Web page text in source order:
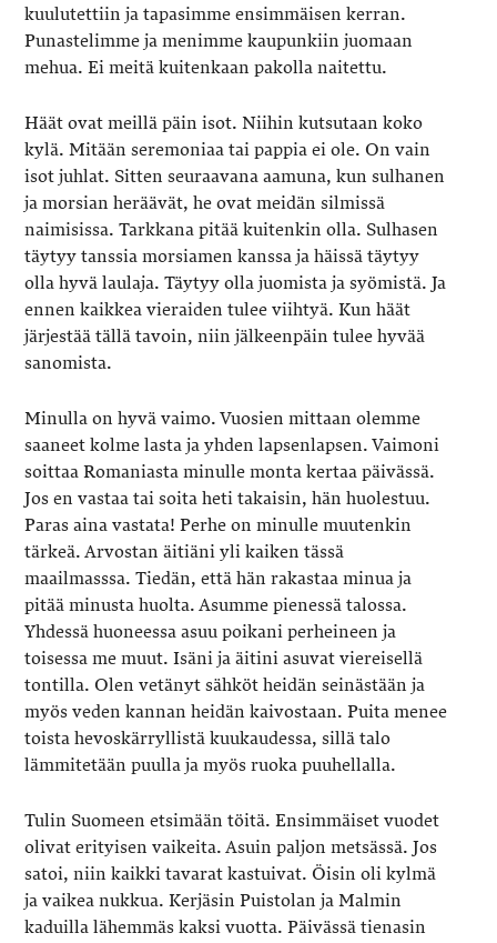
kuulutettiin ja tapasimme ensimmäisen kerran.
Punastelimme ja menimme kaupunkiin juomaan
mehua. Ei meitä kuitenkaan pakolla naitettu.
Häät ovat meillä päin isot. Niihin kutsutaan koko
kylä. Mitään seremoniaa tai pappia ei ole. On vain
isot juhlat. Sitten seuraavana aamuna, kun sulhanen
ja morsian heräävät, he ovat meidän silmissä
naimisissa. Tarkkana pitää kuitenkin olla. Sulhasen
täytyy tanssia morsiamen kanssa ja häissä täytyy
olla hyvä laulaja. Täytyy olla juomista ja syömistä. Ja
ennen kaikkea vieraiden tulee viihtyä. Kun häät
järjestää tällä tavoin, niin jälkeenpäin tulee hyvää
sanomista.
Minulla on hyvä vaimo. Vuosien mittaan olemme
saaneet kolme lasta ja yhden lapsenlapsen. Vaimoni
soittaa Romaniasta minulle monta kertaa päivässä.
Jos en vastaa tai soita heti takaisin, hän huolestuu.
Paras aina vastata! Perhe on minulle muutenkin
tärkeä. Arvostan äitiäni yli kaiken tässä
maailmasssa. Tiedän, että hän rakastaa minua ja
pitää minusta huolta. Asumme pienessä talossa.
Yhdessä huoneessa asuu poikani perheineen ja
toisessa me muut. Isäni ja äitini asuvat viereisellä
tontilla. Olen vetänyt sähköt heidän seinästään ja
myös veden kannan heidän kaivostaan. Puita menee
toista hevoskärryllistä kuukaudessa, sillä talo
lämmitetään puulla ja myös ruoka puuhellalla.
Tulin Suomeen etsimään töitä. Ensimmäiset vuodet
olivat erityisen vaikeita. Asuin paljon metsässä. Jos
satoi, niin kaikki tavarat kastuivat. Öisin oli kylmä
ja vaikea nukkua. Kerjäsin Puistolan ja Malmin
kaduilla lähemmäs kaksi vuotta. Päivässä tienasin